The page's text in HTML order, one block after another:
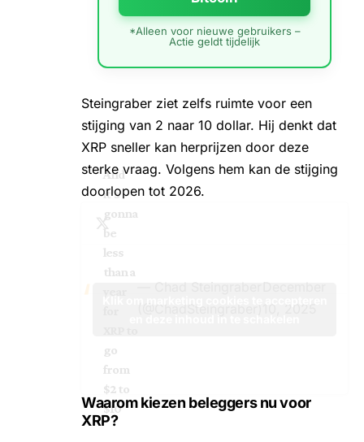
*Alleen voor nieuwe gebruikers –
Actie geldt tijdelijk
Steingraber ziet zelfs ruimte voor een
stijging van 2 naar 10 dollar. Hij denkt dat
XRP sneller kan herprijzen door deze
sterke vraag. Volgens hem kan de stijging
doorlopen tot 2026.
And
it’s
gonna
be
less
than a
go
from
$2 to
$10
— Chad Steingraber
(@ChadSteingraber)
December
10, 2025
Klik om marketing cookies te accepteren
en deze inhoud in te schakelen
Waarom kiezen beleggers nu voor
XRP?